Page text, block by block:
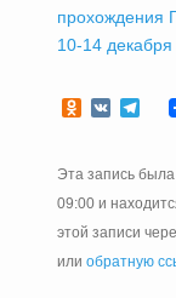
прохождения
10-14 декабря
VK
Эта запись
09:00 и
этой записи
или обратную